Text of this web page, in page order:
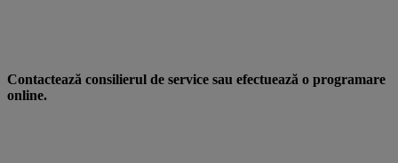
Contactează consilierul de service sau efectuează o programare
online.